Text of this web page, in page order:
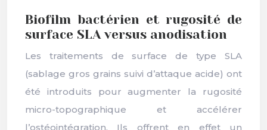
Biofilm bactérien et rugosité de
surface SLA versus anodisation
Les traitements de surface de type SLA
(sablage gros grains suivi d’attaque acide) ont
été introduits pour augmenter la rugosité
micro-topographique et accélérer
l’ostéointégration. Ils offrent en effet un